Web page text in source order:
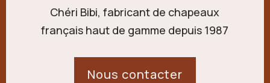
Chéri Bibi, fabricant de chapeaux
français haut de gamme depuis 1987
Nous contacter